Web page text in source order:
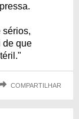
sérios,
de que
COMPARTILHAR